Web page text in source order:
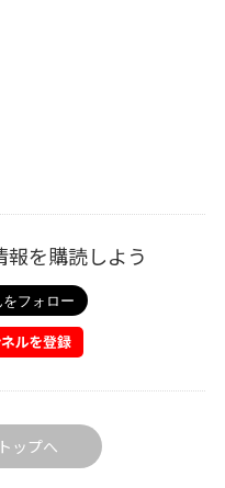
を購読しよう
ップへ